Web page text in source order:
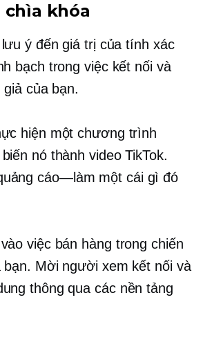
chìa khóa
ý đến giá trị của tính xác
bạch trong việc kết nối và
giả của bạn.
hiện một chương trình
nó thành video TikTok.
cáo—làm một cái gì đó
việc bán hàng trong chiến
bạn. Mời người xem kết nối và
thông qua các nền tảng